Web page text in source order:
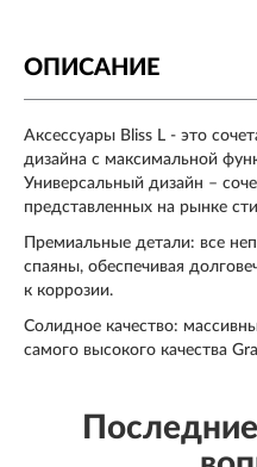
ОПИСАНИЕ
Аксессуары Bliss L - это
дизайна с максимальной
Универсальный дизайн –
представленных на рынке
Премиальные детали: все
спаяны, обеспечивая
к коррозии.
Солидное качество:
самого высокого качества